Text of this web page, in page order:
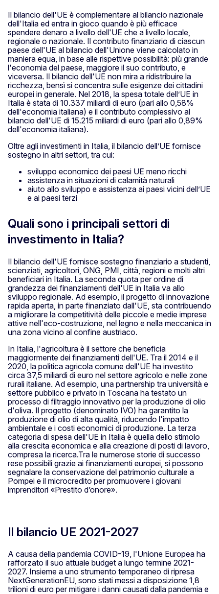
Il bilancio dell'UE è complementare al bilancio nazionale
dell'Italia ed entra in gioco quando è più efficace
spendere denaro a livello dell'UE che a livello locale,
regionale o nazionale. Il contributo finanziario di ciascun
paese dell'UE al bilancio dell'Unione viene calcolato in
maniera equa, in base alle rispettive possibilità: più grande
l'economia del paese, maggiore il suo contributo, e
viceversa. Il bilancio dell'UE non mira a ridistribuire la
ricchezza, bensì si concentra sulle esigenze dei cittadini
europei in generale. Nel 2018, la spesa totale dell’UE in
Italia è stata di 10.337 miliardi di euro (pari allo 0,58%
dell'economia italiana) e il contributo complessivo al
bilancio dell'UE di 15.215 miliardi di euro (pari allo 0,89%
dell'economia italiana).
Oltre agli investimenti in Italia, il bilancio dell’UE fornisce
sostegno in altri settori, tra cui:
sviluppo economico dei paesi UE meno ricchi
assistenza in situazioni di calamità naturali
aiuto allo sviluppo e assistenza ai paesi vicini dell’UE
e ai paesi terzi
Quali sono i principali settori di
investimento in Italia?
Il bilancio dell'UE fornisce sostegno finanziario a studenti,
scienziati, agricoltori, ONG, PMI, città, regioni e molti altri
beneficiari in Italia. La seconda quota per ordine di
grandezza dei finanziamenti dell'UE in Italia va allo
sviluppo regionale. Ad esempio, il progetto di innovazione
rapida aperta, in parte finanziato dall'UE, sta contribuendo
a migliorare la competitività delle piccole e medie imprese
attive nell'eco-costruzione, nel legno e nella meccanica in
una zona vicino al confine austriaco.
In Italia, l'agricoltura è il settore che beneficia
maggiormente dei finanziamenti dell'UE. Tra il 2014 e il
2020, la politica agricola comune dell'UE ha investito
circa 37,5 miliardi di euro nel settore agricolo e nelle zone
rurali italiane. Ad esempio, una partnership tra università e
settore pubblico e privato in Toscana ha testato un
processo di filtraggio innovativo per la produzione di olio
d'oliva. Il progetto (denominato IVO) ha garantito la
produzione di olio di alta qualità, riducendo l'impatto
ambientale e i costi economici di produzione. La terza
categoria di spesa dell'UE in Italia è quella dello stimolo
alla crescita economica e alla creazione di posti di lavoro,
compresa la ricerca.Tra le numerose storie di successo
rese possibili grazie ai finanziamenti europei, si possono
segnalare la conservazione del patrimonio culturale a
Pompei e il microcredito per promuovere i giovani
imprenditori «Prestito d’onore».
Il bilancio UE 2021-2027
A causa della pandemia COVID-19, l'Unione Europea ha
rafforzato il suo attuale budget a lungo termine 2021-
2027. Insieme a uno strumento temporaneo di ripresa
NextGenerationEU, sono stati messi a disposizione 1,8
trilioni di euro per mitigare i danni causati dalla pandemia e